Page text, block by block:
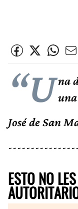
“Una
José de San
ESTO NO